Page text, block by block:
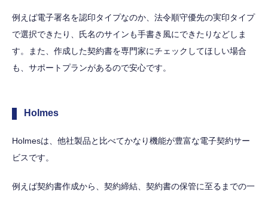
例えば電子署名を認印タイプなのか、法令順守優先の実印タイプ
で選択できたり、氏名のサインも手書き風にできたりなどしま
す。また、作成した契約書を専門家にチェックしてほしい場合
も、サポートプランがあるので安心です。
Holmes
Holmesは、他社製品と比べてかなり機能が豊富な電子契約サー
ビスです。
例えば契約書作成から、契約締結、契約書の保管に至るまでの一